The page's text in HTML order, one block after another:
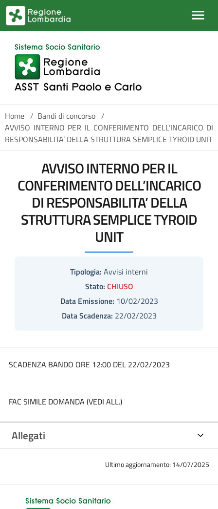
Salta al contenuto principale
Home / Bandi di concorso /
AVVISO INTERNO PER IL CONFERIMENTO DELL’INCARICO DI
RESPONSABILITA’ DELLA STRUTTURA SEMPLICE TYROID UNIT
AVVISO INTERNO PER IL
CONFERIMENTO DELL’INCARICO
DI RESPONSABILITA’ DELLA
STRUTTURA SEMPLICE TYROID
UNIT
Tipologia: Avvisi interni
Stato: CHIUSO
Data Emissione: 10/02/2023
Data Scadenza: 22/02/2023
SCADENZA BANDO ORE 12:00 DEL 22/02/2023
FAC SIMILE DOMANDA (VEDI ALL.)
Allegati
Ultimo aggiornamento: 14/07/2025